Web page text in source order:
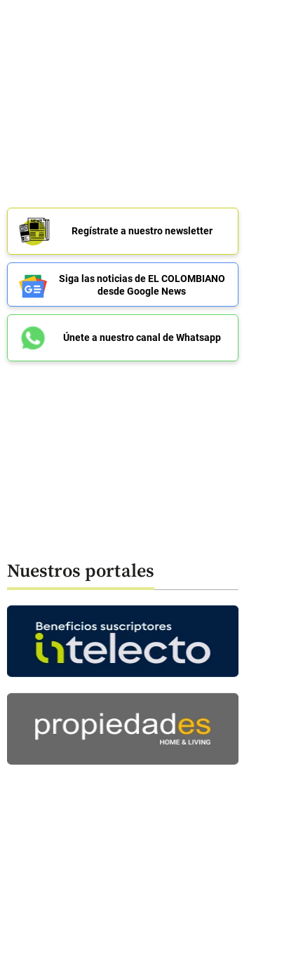
Regístrate a nuestro newsletter
Siga las noticias de EL COLOMBIANO
desde Google News
Únete a nuestro canal de Whatsapp
Nuestros portales